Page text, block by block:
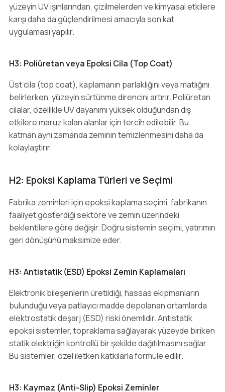
yüzeyin UV ışınlarından, çizilmelerden ve kimyasal etkilere
karşı daha da güçlendirilmesi amacıyla son kat
uygulaması yapılır.
H3: Poliüretan veya Epoksi Cila (Top Coat)
Üst cila (top coat), kaplamanın parlaklığını veya matlığını
belirlerken, yüzeyin sürtünme direncini artırır. Poliüretan
cilalar, özellikle UV dayanımı yüksek olduğundan dış
etkilere maruz kalan alanlar için tercih edilebilir. Bu
katman aynı zamanda zeminin temizlenmesini daha da
kolaylaştırır.
H2: Epoksi Kaplama Türleri ve Seçimi
Fabrika zeminleri için epoksi kaplama seçimi, fabrikanın
faaliyet gösterdiği sektöre ve zemin üzerindeki
beklentilere göre değişir. Doğru sistemin seçimi, yatırımın
geri dönüşünü maksimize eder.
H3: Antistatik (ESD) Epoksi Zemin Kaplamaları
Elektronik bileşenlerin üretildiği, hassas ekipmanların
bulunduğu veya patlayıcı madde depolanan ortamlarda
elektrostatik deşarj (ESD) riski önemlidir. Antistatik
epoksi sistemler, topraklama sağlayarak yüzeyde biriken
statik elektriğin kontrollü bir şekilde dağıtılmasını sağlar.
Bu sistemler, özel iletken katkılarla formüle edilir.
H3: Kaymaz (Anti-Slip) Epoksi Zeminler